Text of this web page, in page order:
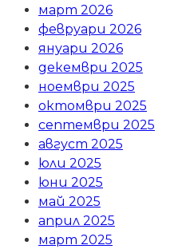
март 2026
февруари 2026
януари 2026
декември 2025
ноември 2025
октомври 2025
септември 2025
август 2025
юли 2025
юни 2025
май 2025
април 2025
март 2025